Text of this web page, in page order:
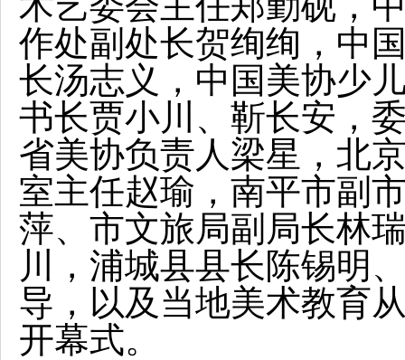
作处副处长贺绚绚，中
长汤志义，中国美协少
书长贾小川、靳长安，
省美协负责人梁星，北
室主任赵瑜，南平市副
萍、市文旅局副局长林
川，浦城县县长陈锡明
导，以及当地美术教育
开幕式。